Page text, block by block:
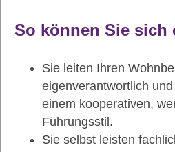
So können Sie sich
Sie leiten Ihren
eigenverantwortlich
einem kooperativen,
Führungsstil.
Sie selbst leisten